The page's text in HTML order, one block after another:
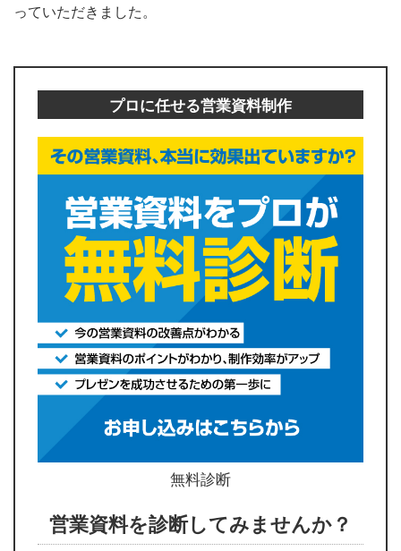
っていただきました。
プロに任せる営業資料制作
無料診断
営業資料を診断してみませんか？